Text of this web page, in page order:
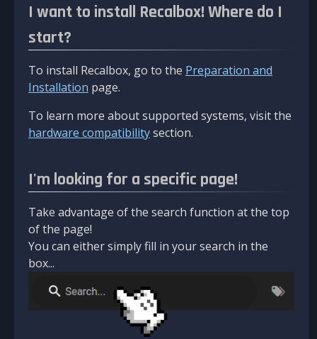
I want to install Recalbox! Where do I
start?
To install Recalbox, go to the Preparation and
Installation page.
To learn more about supported systems, visit the
hardware compatibilitysection.
I'm looking for a specific page!
Take advantage of the search function at the top
of the page!
You can either simply fill in your search in the
box...